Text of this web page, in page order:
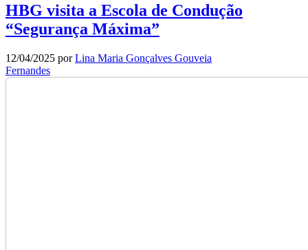
HBG visita a Escola de Condução
“Segurança Máxima”
12/04/2025 porLina Maria Gonçalves Gouveia
Fernandes